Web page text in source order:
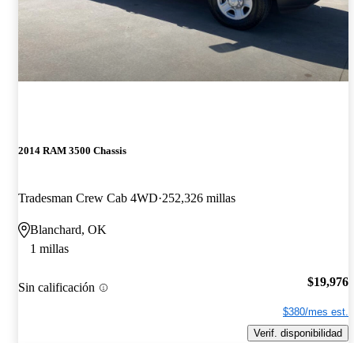
2014 RAM 3500 Chassis
Tradesman Crew Cab 4WD 252,326 millas
Blanchard, OK
1 millas
Sin calificación $19,976
$380/mes est.
Verif. disponibilidad